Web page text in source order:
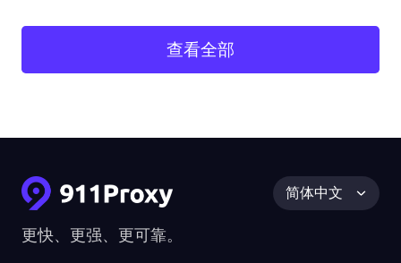
查看全部
更快、更强、更可靠。
简体中文